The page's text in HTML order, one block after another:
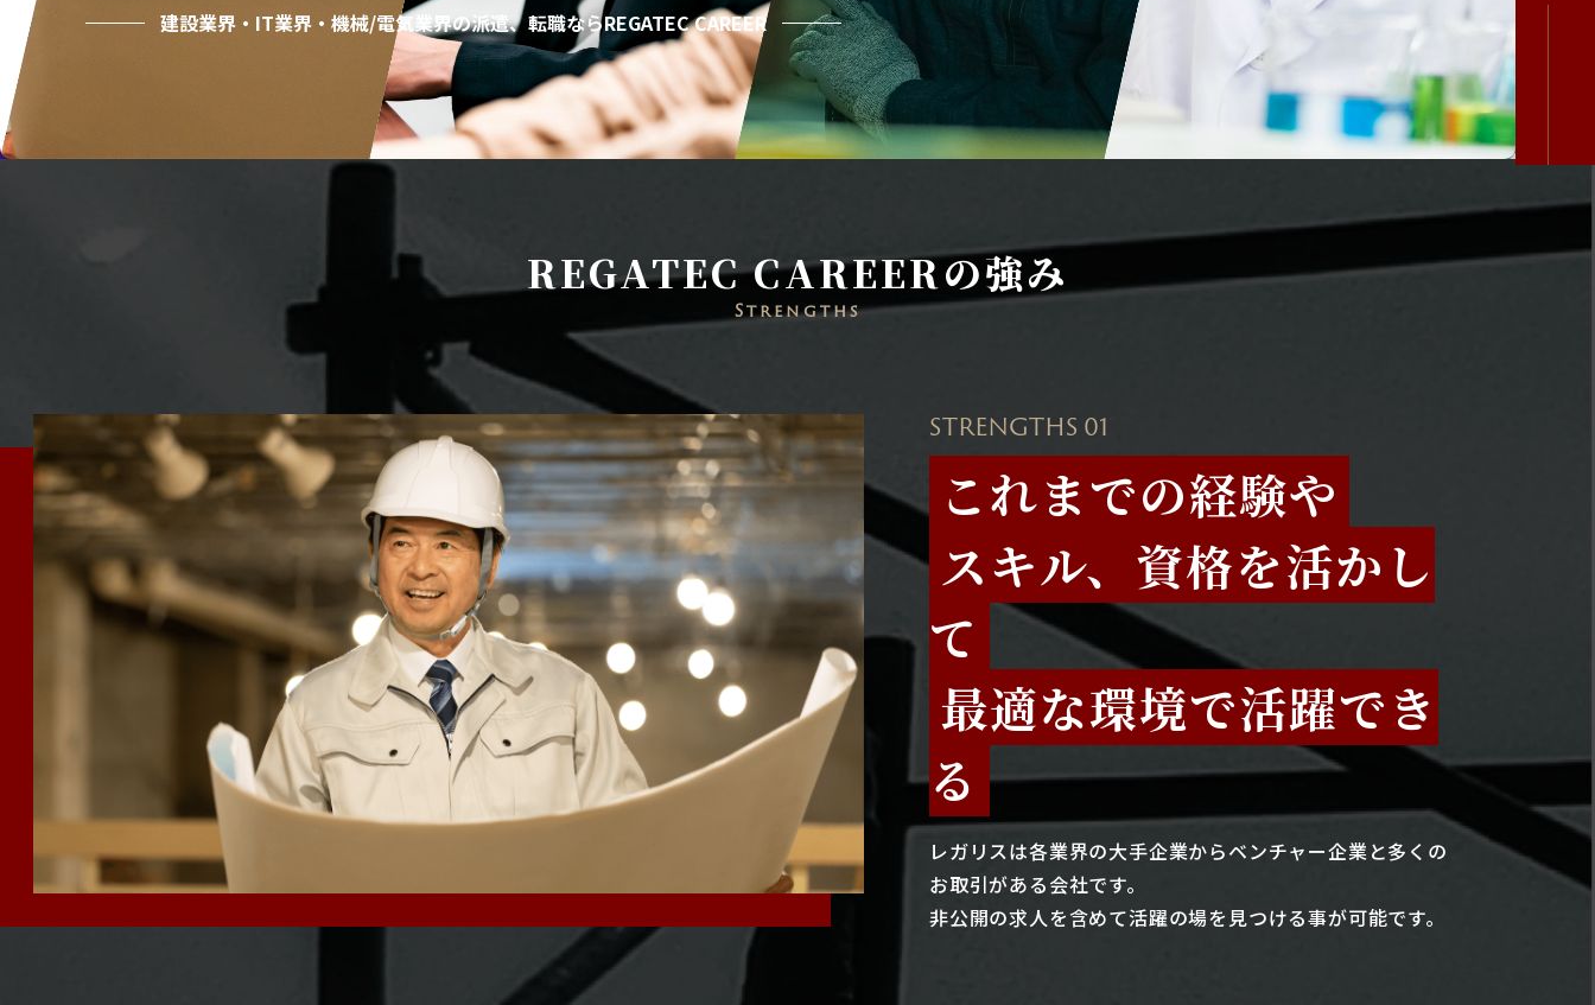
建設業界・IT業界・機械/電気業界の派遣、転職ならREGATEC CAREER
REGATEC CAREERの強み
Strengths
STRENGTHS 01
これまでの経験や
スキル、資格を活かし
て
最適な環境で活躍でき
る
レガリスは各業界の大手企業からベンチャー企業と多くの
お取引がある会社です。
非公開の求人を含めて活躍の場を見つける事が可能です。